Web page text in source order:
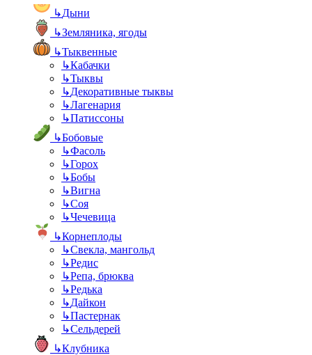
↳Дыни
↳Земляника, ягоды
↳Тыквенные
↳Кабачки
↳Тыквы
↳Декоративные тыквы
↳Лагенария
↳Патиссоны
↳Бобовые
↳Фасоль
↳Горох
↳Бобы
↳Вигна
↳Соя
↳Чечевица
↳Корнеплоды
↳Свекла, мангольд
↳Редис
↳Репа, брюква
↳Редька
↳Дайкон
↳Пастернак
↳Сельдерей
↳Клубника